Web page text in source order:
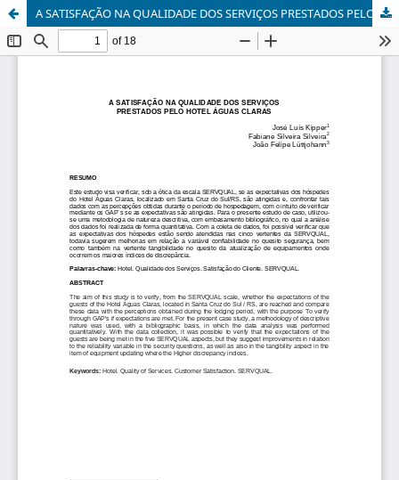
A SATISFAÇÃO NA QUALIDADE DOS SERVIÇOS PRESTADOS PELO HOTEL ÁGUAS CLARAS